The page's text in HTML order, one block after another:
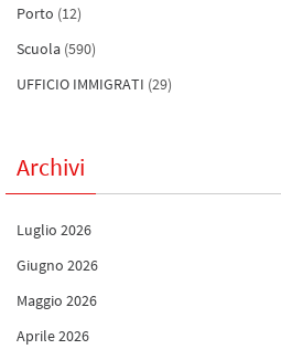
Porto (12)
Scuola (590)
UFFICIO IMMIGRATI (29)
Archivi
Luglio 2026
Giugno 2026
Maggio 2026
Aprile 2026